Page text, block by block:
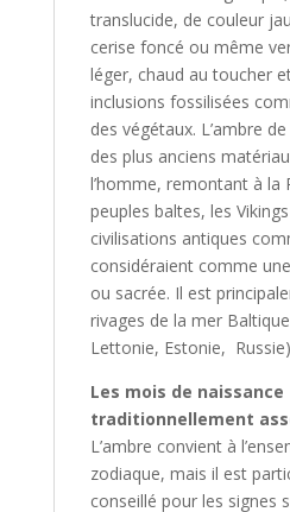
translucide, de couleur
cerise foncé ou même
léger, chaud au toucher
inclusions fossilisées
des végétaux. L’ambre
des plus anciens
l’homme, remontant à la
peuples baltes, les
civilisations antiques
considéraient comme
ou sacrée. Il est
rivages de la mer
Lettonie, Estonie,
Les mois de naissance
traditionnellement
L’ambre convient à
zodiaque, mais il est
conseillé pour les signes